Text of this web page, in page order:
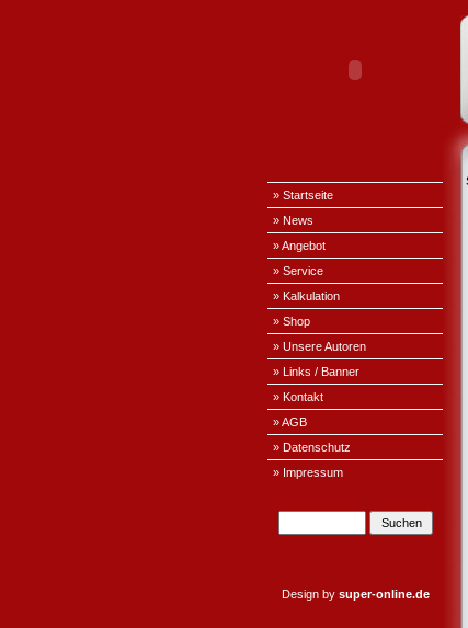
» Startseite
» News
» Angebot
» Service
» Kalkulation
» Shop
» Unsere Autoren
» Links / Banner
» Kontakt
» AGB
» Datenschutz
» Impressum
Design by super-online.de